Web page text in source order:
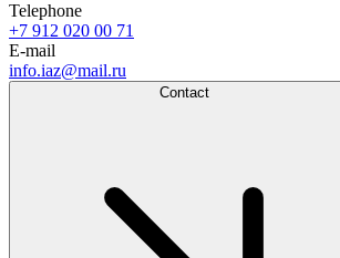
Telephone
+7 912 020 00 71
E-mail
info.iaz@mail.ru
Contact